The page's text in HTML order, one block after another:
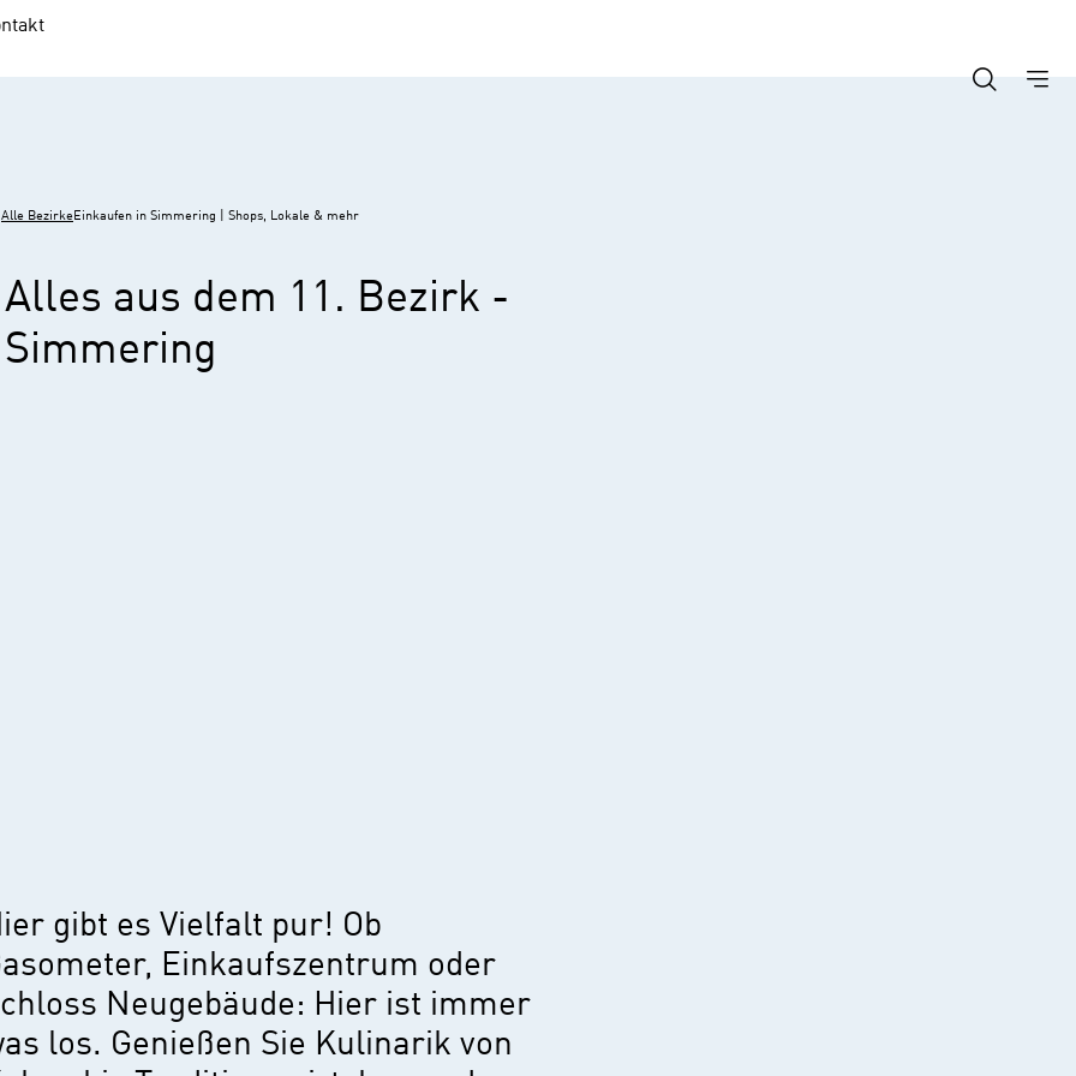
Alle BezirkeEinkaufen in Simmering | Shops, Lokale & mehr
Alles aus dem 11. Bezirk -
Simmering
gibt es Vielfalt pur! Ob
Einkaufszentrum oder
Neugebäude: Hier ist immer
los. Genießen Sie Kulinarik von